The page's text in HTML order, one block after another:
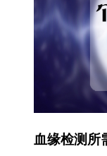
血缘检测所